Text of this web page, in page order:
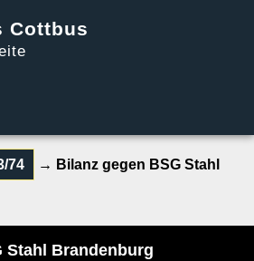
Cottbus
74 → Bilanz gegen BSG Stahl
Stahl Brandenburg